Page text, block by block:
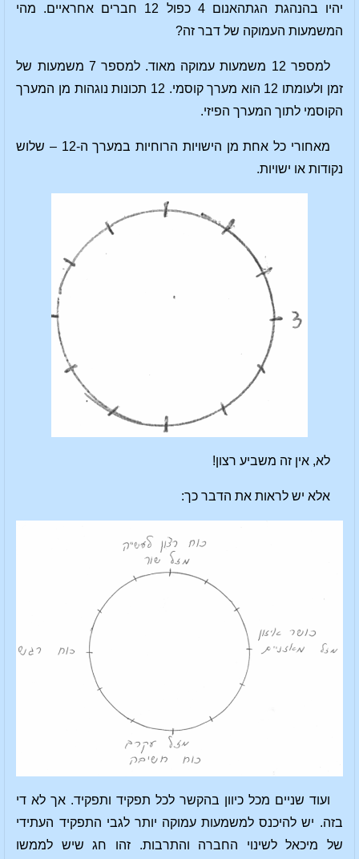
יהיו בהנהגת הגתהאנום 4 כפול 12 חברים אחראיים. מהי
המשמעות העמוקה של דבר זה?
למספר 12 משמעות עמוקה מאוד. למספר 7 משמעות של
זמן ולעומתו 12 הוא מערך קוסמי. 12 תכונות נוגהות מן המערך
הקוסמי לתוך המערך הפיזי.
מאחורי כל אחת מן הישויות הרוחיות במערך ה-12 – שלוש
נקודות או ישויות.
לא, אין זה משביע רצון!
אלא יש לראות את הדבר כך:
ועוד שניים מכל כיוון בהקשר לכל תפקיד ותפקיד. אך לא די
בזה. יש להיכנס למשמעות עמוקה יותר לגבי התפקיד העתידי
של מיכאל לשינוי החברה והתרבות. זהו חג שיש לממשו